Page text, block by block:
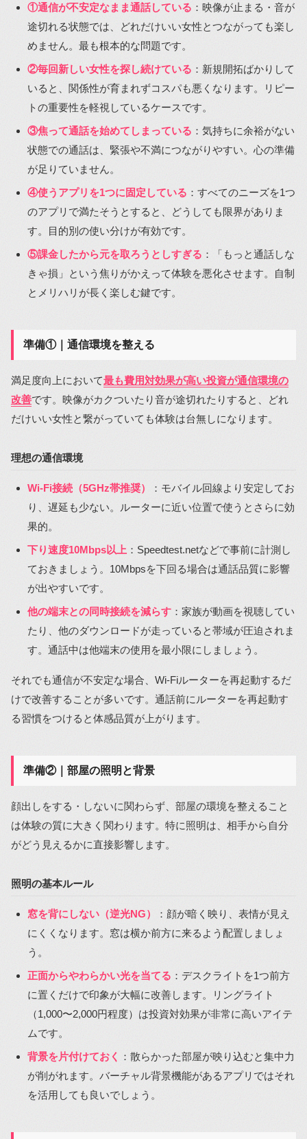
①通信が不安定なまま通話している ：映像が止まる・音が
途切れる状態では、どれだけいい女性とつながっても楽し
めません。最も根本的な問題です。
②毎回新しい女性を探し続けている ：新規開拓ばかりして
いると、関係性が育まれずコスパも悪くなります。リピー
トの重要性を軽視しているケースです。
③焦って通話を始めてしまっている ：気持ちに余裕がない
状態での通話は、緊張や不満につながりやすい。心の準備
が足りていません。
④使うアプリを1つに固定している ：すべてのニーズを1つ
のアプリで満たそうとすると、どうしても限界がありま
す。目的別の使い分けが有効です。
⑤課金したから元を取ろうとしすぎる ：「もっと通話しな
きゃ損」という焦りがかえって体験を悪化させます。自制
とメリハリが長く楽しむ鍵です。
準備①｜通信環境を整える
満足度向上において最も費用対効果が高い投資が通信環境の
改善です。映像がカクついたり音が途切れたりすると、どれ
だけいい女性と繋がっていても体験は台無しになります。
理想の通信環境
Wi-Fi接続（5GHz帯推奨）
：モバイル回線より安定してお
り、遅延も少ない。ルーターに近い位置で使うとさらに効
果的。
下り速度10Mbps以上 ：Speedtest.netなどで事前に計測し
ておきましょう。10Mbpsを下回る場合は通話品質に影響
が出やすいです。
他の端末との同時接続を減らす ：家族が動画を視聴してい
たり、他のダウンロードが走っていると帯域が圧迫されま
す。通話中は他端末の使用を最小限にしましょう。
それでも通信が不安定な場合、Wi-Fiルーターを再起動するだ
けで改善することが多いです。通話前にルーターを再起動す
る習慣をつけると体感品質が上がります。
準備②｜部屋の照明と背景
顔出しをする・しないに関わらず、部屋の環境を整えること
は体験の質に大きく関わります。特に照明は、相手から自分
がどう見えるかに直接影響します。
照明の基本ルール
窓を背にしない（逆光NG）
：顔が暗く映り、表情が見え
にくくなります。窓は横か前方に来るよう配置しましょ
う。
正面からやわらかい光を当てる ：デスクライトを1つ前方
に置くだけで印象が大幅に改善します。リングライト
（1,000〜2,000円程度）は投資対効果が非常に高いアイテ
ムです。
背景を片付けておく ：散らかった部屋が映り込むと集中力
が削がれます。バーチャル背景機能があるアプリではそれ
を活用しても良いでしょう。